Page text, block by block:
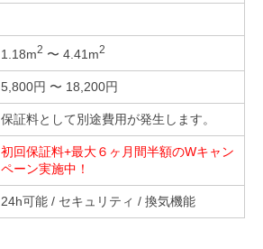
1.18m2 〜 4.41m2
5,800円 〜 18,200円
保証料として別途費用が発生します。
初回保証料+最大６ヶ月間半額のWキャン
ペーン実施中！
24h可能 / セキュリティ / 換気機能